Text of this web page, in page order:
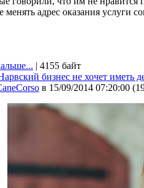
менять адрес оказания услуги
| 4155 байт
бизнес не хочет иметь
в 15/09/2014 07:20:00 (